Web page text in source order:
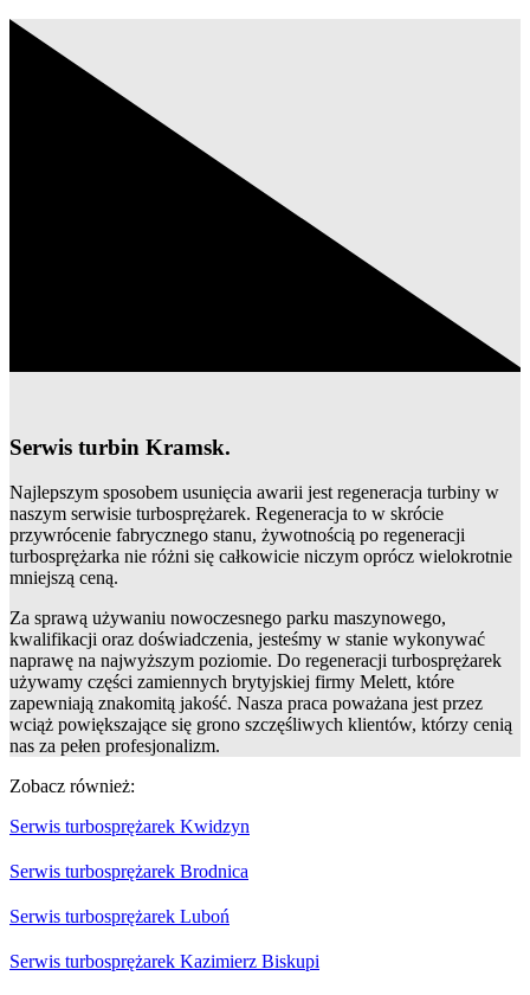
Serwis turbin Kramsk.
Najlepszym sposobem usunięcia awarii jest regeneracja turbiny w
naszym serwisie turbosprężarek. Regeneracja to w skrócie
przywrócenie fabrycznego stanu, żywotnością po regeneracji
turbosprężarka nie różni się całkowicie niczym oprócz wielokrotnie
mniejszą ceną.
Za sprawą używaniu nowoczesnego parku maszynowego,
kwalifikacji oraz doświadczenia, jesteśmy w stanie wykonywać
naprawę na najwyższym poziomie. Do regeneracji turbosprężarek
używamy części zamiennych brytyjskiej firmy Melett, które
zapewniają znakomitą jakość. Nasza praca poważana jest przez
wciąż powiększające się grono szczęśliwych klientów, którzy cenią
nas za pełen profesjonalizm.
Zobacz również:
Serwis turbosprężarek Kwidzyn
Serwis turbosprężarek Brodnica
Serwis turbosprężarek Luboń
Serwis turbosprężarek Kazimierz Biskupi